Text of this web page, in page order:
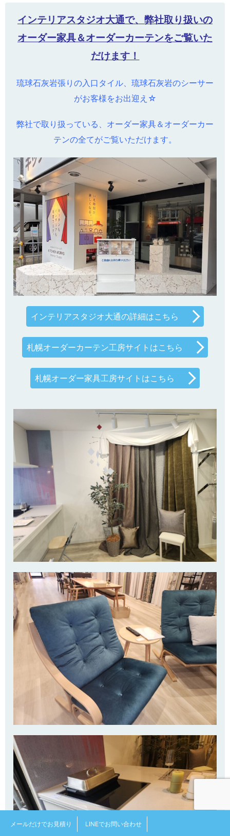
インテリアスタジオ大通で、弊社取り扱いの
オーダー家具＆オーダーカーテンをご覧いた
だけます！
琉球石灰岩張りの入口タイル、琉球石灰岩のシーサー
がお客様をお出迎え☆
弊社で取り扱っている、オーダー家具＆オーダーカー
テンの全てがご覧いただけます。
インテリアスタジオ大通の詳細はこちら
札幌オーダーカーテン工房サイトはこちら
札幌オーダー家具工房サイトはこちら
メールだけでお見積り LINEでお問い合わせ